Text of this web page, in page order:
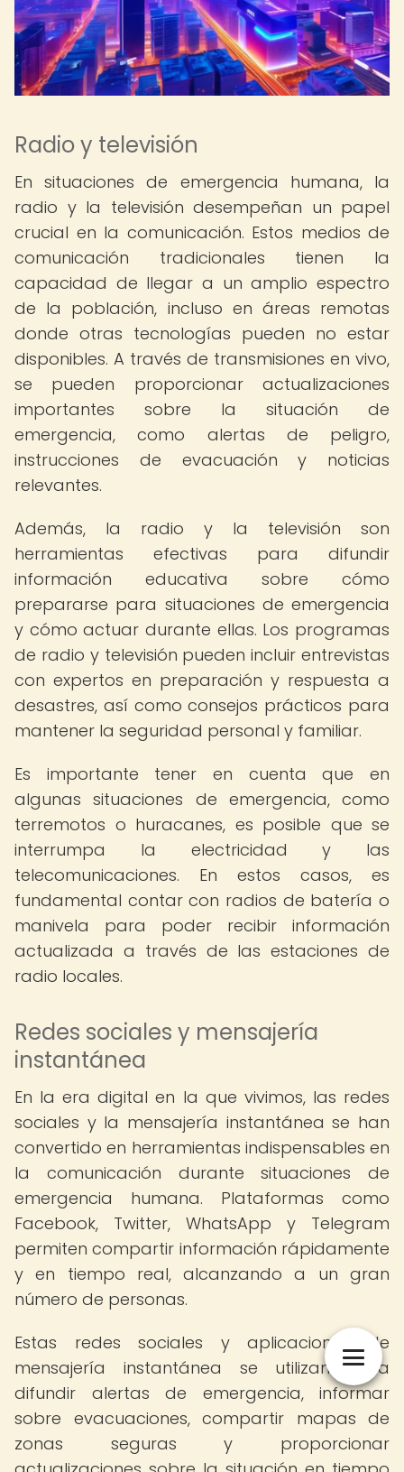
Radio y televisión
En situaciones de emergencia humana, la
radio y la televisión desempeñan un papel
crucial en la comunicación. Estos medios de
comunicación tradicionales tienen la
capacidad de llegar a un amplio espectro
de la población, incluso en áreas remotas
donde otras tecnologías pueden no estar
disponibles. A través de transmisiones en vivo,
se pueden proporcionar actualizaciones
importantes sobre la situación de
emergencia, como alertas de peligro,
instrucciones de evacuación y noticias
relevantes.
Además, la radio y la televisión son
herramientas efectivas para difundir
información educativa sobre cómo
prepararse para situaciones de emergencia
y cómo actuar durante ellas. Los programas
de radio y televisión pueden incluir entrevistas
con expertos en preparación y respuesta a
desastres, así como consejos prácticos para
mantener la seguridad personal y familiar.
Es importante tener en cuenta que en
algunas situaciones de emergencia, como
terremotos o huracanes, es posible que se
interrumpa la electricidad y las
telecomunicaciones. En estos casos, es
fundamental contar con radios de batería o
manivela para poder recibir información
actualizada a través de las estaciones de
radio locales.
Redes sociales y mensajería
instantánea
En la era digital en la que vivimos, las redes
sociales y la mensajería instantánea se han
convertido en herramientas indispensables en
la comunicación durante situaciones de
emergencia humana. Plataformas como
Facebook, Twitter, WhatsApp y Telegram
permiten compartir información rápidamente
y en tiempo real, alcanzando a un gran
número de personas.
Estas redes sociales y aplicaciones de
mensajería instantánea se utilizan para
difundir alertas de emergencia, informar
sobre evacuaciones, compartir mapas de
zonas seguras y proporcionar